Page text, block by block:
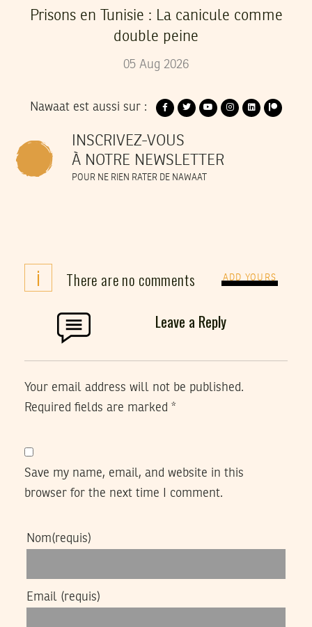
Prisons en Tunisie : La canicule comme
double peine
05 Aug 2026
Nawaat est aussi sur :
INSCRIVEZ-VOUS
À NOTRE NEWSLETTER
POUR NE RIEN RATER DE NAWAAT
i There are no comments ADD YOURS
Leave a Reply
Your email address will not be published.
Required fields are marked *
Save my name, email, and website in this
browser for the next time I comment.
Nom(requis)
Email (requis)